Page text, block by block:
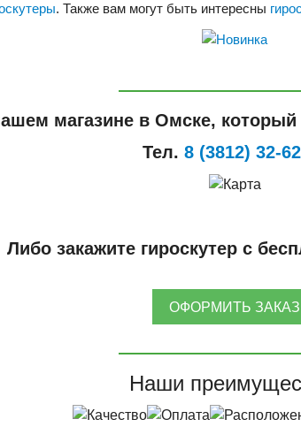
. Также вам могут быть интересны
магазине в Омске,
Тел. 8 (3812) 32-
Либо закажите гироскутер с
ОФОРМИТЬ ЗАКАЗ
Наши